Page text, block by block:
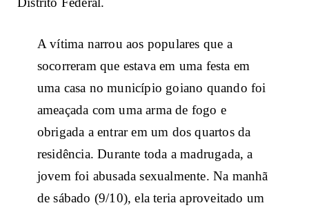
A vítima narrou aos populares que a
socorreram que estava em uma festa em
uma casa no município goiano quando foi
ameaçada com uma arma de fogo e
obrigada a entrar em um dos quartos da
residência. Durante toda a madrugada, a
jovem foi abusada sexualmente. Na manhã
de sábado (9/10), ela teria aproveitado um